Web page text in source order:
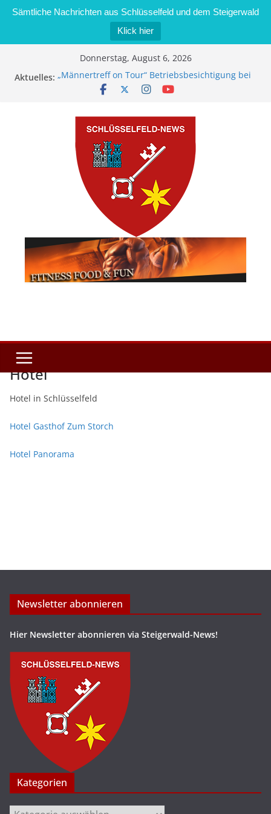
Sämtliche Nachrichten aus Schlüsselfeld und dem Steigerwald
Klick hier
Donnerstag, August 6, 2026
Aktuelles: „Männertreff on Tour“ Betriebsbesichtigung bei
der Schreinerei Zimmermann GmbH
Kontrolle
Stadt Schlüsselfeld bietet Online-Anmeldung für
Kindergartenplätze an
Dieseldiebstahl im Wert von 600 Euro
Hotel
Hotel in Schlüsselfeld
Hotel Gasthof Zum Storch
Hotel Panorama
Newsletter abonnieren
Hier Newsletter abonnieren via Steigerwald-News!
Kategorien